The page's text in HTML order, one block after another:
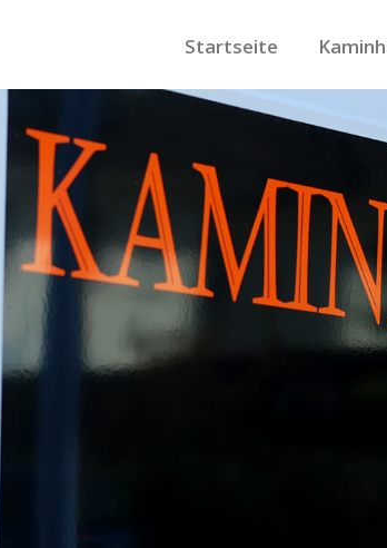
Startseite